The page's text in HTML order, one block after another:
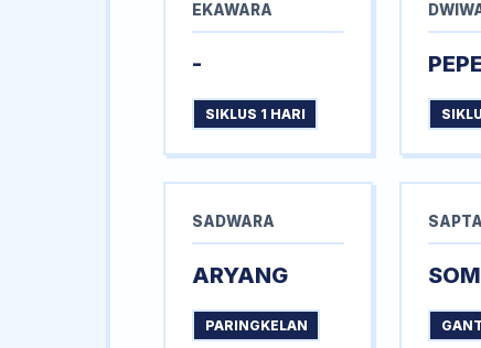
EKAWARA
-
SIKLUS 1 HARI
SADWARA
ARYANG
PARINGKELAN